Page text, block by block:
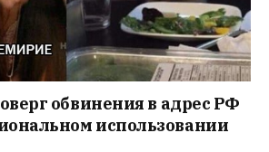
обвинения в адрес РФ
использовании